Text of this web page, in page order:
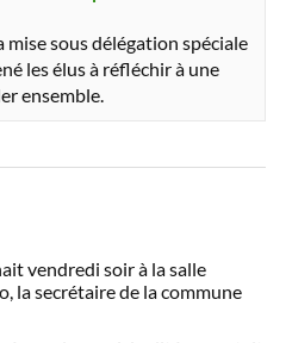
mise sous délégation spéciale
les élus à réfléchir à une
ensemble.
vendredi soir à la salle
la secrétaire de la commune